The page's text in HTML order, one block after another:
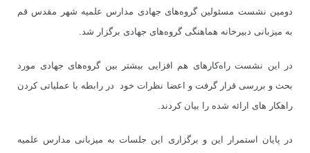
دومین نشست مسئولین گروه‌های جهادی مدارس علمیه شهر مقدس قم
به میزبانی دبیرخانه هماهنگی گروه‌های جهادی برگزار شد.
در این نشست راه‌کارهای هم افزایی بیشتر بین گروه‌های جهادی مورد
بحث و بررسی قرار گرفت و اعضا نظرات خود در رابطه با عملیاتی کردن
راهکار های ارائه شده را بیان کردند.
در پایان استمرار این و برگزاری این جلسات به میزبانی مدارس علمیه